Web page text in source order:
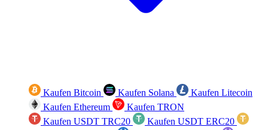
Kaufen Bitcoin Kaufen Solana
Kaufen Litecoin
Kaufen Ethereum
Kaufen TRON
Kaufen USDT TRC20
Kaufen USDT ERC20